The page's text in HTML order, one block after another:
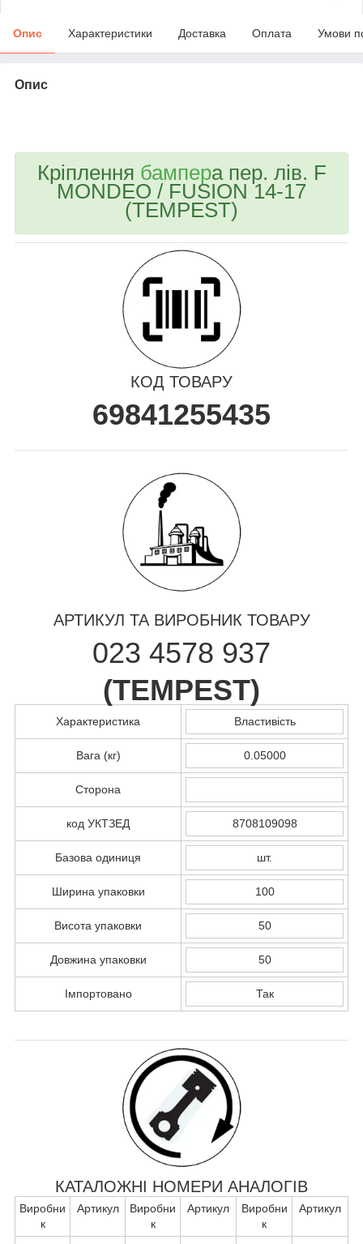
Опис Характеристики Доставка Оплата Умови
Опис
Кріплення бампера пер. лів. F
MONDEO / FUSION 14-17
(TEMPEST)
КОД ТОВАРУ
69841255435
АРТИКУЛ ТА ВИРОБНИК ТОВАРУ
023 4578 937
(TEMPEST)
Характеристика Властивість
Вага (кг) 0.05000
Сторона
код УКТЗЕД 8708109098
Базова одиниця шт.
Ширина упаковки 100
Висота упаковки 50
Довжина упаковки 50
Імпортовано Так
КАТАЛОЖНІ НОМЕРИ АНАЛОГІВ
Виробни
к
Артикул
Виробни
к
Артикул
Виробни
к
Артикул